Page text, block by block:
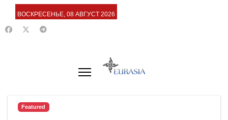
ВОСКРЕСЕНЬЕ, 08 АВГУСТ 2026
Featured